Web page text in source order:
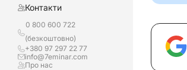
Контакти
0 800 600 722
(безкоштовно)
+380 97 297 22 77
info@7eminar.com
Про нас